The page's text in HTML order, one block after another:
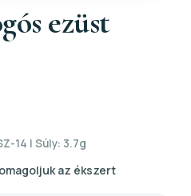
ezüst
14 | Súly: 3.7g
az ékszert